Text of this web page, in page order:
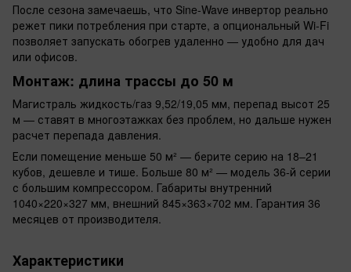
После сезона замечаешь, что Sine-Wave инвертор реально
режет пики потребления при старте, а опциональный Wi-Fi
позволяет запускать обогрев удаленно — удобно для дач
или офисов.
Монтаж: длина трассы до 50 м
Магистраль жидкость/газ 9,52/19,05 мм, перепад высот 25
м — ставят в многоэтажках без проблем, но дальше нужен
расчет перепада давления.
Если помещение меньше 50 м² — берите серию на 18–21
кубов, дешевле и тише. Больше 80 м² — модель 36-й серии
с большим компрессором. Габариты внутренний
1040×220×327 мм, внешний 845×363×702 мм. Гарантия 36
месяцев от производителя.
Характеристики